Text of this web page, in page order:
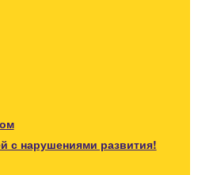
с нарушениями развития!